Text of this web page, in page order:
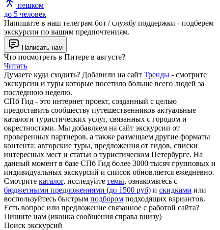
пешком
до 5 человек
Напишите в наш телеграм бот / службу поддержки - подберем
экскурсии по вашим предпочтениям.
Написать нам
Что посмотреть в Питере в августе?
Читать
Думаете куда сходить? Добавили на сайт Тренды - смотрите
экскурсии и туры которые посетило больше всего людей за
последнюю неделю.
СПб Гид - это интернет проект, созданный с целью
предоставить сообществу путешественников актуальные
каталоги туристических услуг, связанных с городом и
окрестностями. Мы добавляем на сайт экскурсии от
проверенных партнеров, а также размещаем другие форматы
контента: авторские туры, предложения от гидов, списки
интересных мест и статьи о туристическом Петербурге. На
данный момент в базе СПб Гид более 3000 тысяч групповых и
индивидуальных экскурсий и список обновляется ежедневно.
Смотрите каталог, исследуйте темы, ознакомьтесь с
бюджетными предложениями (до 1500 руб) и скидками или
воспользуйтесь быстрым подбором подходящих вариантов.
Есть вопрос или предложение связанное с работой сайта?
Пишите нам (иконка сообщения справа внизу)
Поиск экскурсий